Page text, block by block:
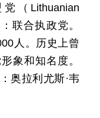
（Lithuanian
联合执政党。
人。历史上曾
象和知名度。
奥拉利尤斯·韦